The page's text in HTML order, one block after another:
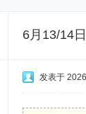
6月13/14
发表于